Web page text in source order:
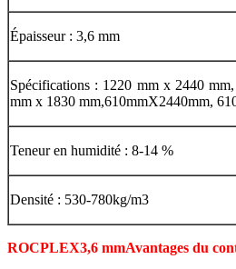
Épaisseur : 3,6 mm
Spécifications : 1220 mm x 2440
mm x 1830 mm,610mmX2440mm,
Teneur en humidité : 8-14 %
Densité : 530-780kg/m3
ROCPLEX3,6 mmAvantages du